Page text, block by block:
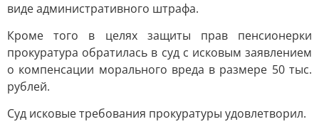
виде административного штрафа.
Кроме того в целях защиты прав пенсионерки
прокуратура обратилась в суд с исковым заявлением
о компенсации морального вреда в размере 50 тыс.
рублей.
Суд исковые требования прокуратуры удовлетворил.